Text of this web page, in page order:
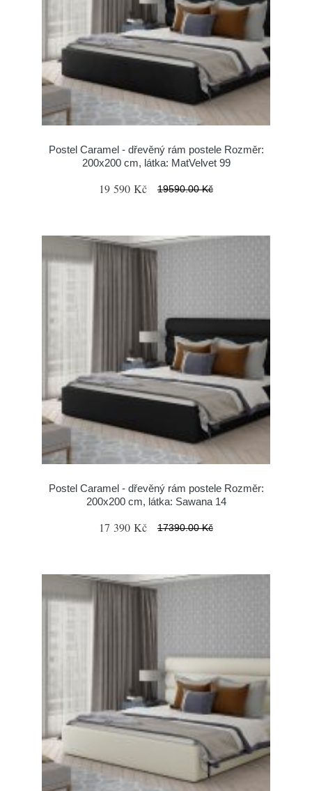
Postel Caramel - dřevěný rám postele Rozměr:
200x200 cm, látka: MatVelvet 99
19 590 Kč 19590.00 Kč
Postel Caramel - dřevěný rám postele Rozměr:
200x200 cm, látka: Sawana 14
17 390 Kč 17390.00 Kč